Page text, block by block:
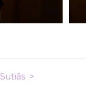
Sutiãs >